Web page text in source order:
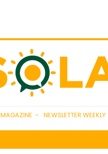
MAGAZINE NEWSLETTER WEEKLY